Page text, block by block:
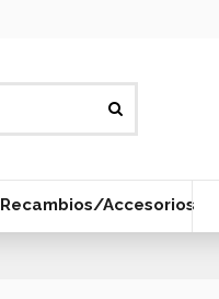
Recambios/Accesorios